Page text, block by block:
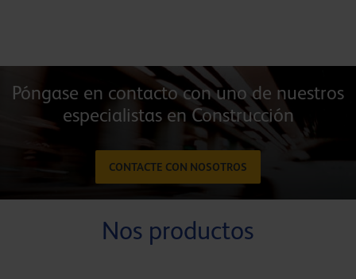
Póngase en contacto con uno de nuestros
especialistas en Construcción
CONTACTE CON NOSOTROS
Nos productos